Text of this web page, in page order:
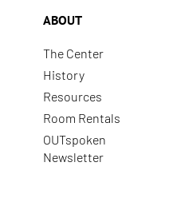
ABOUT
The Center
History
Resources
Room Rentals
OUTspoken
Newsletter